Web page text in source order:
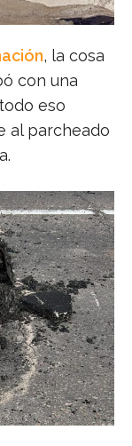
, la cosa
con una
eso
al parcheado